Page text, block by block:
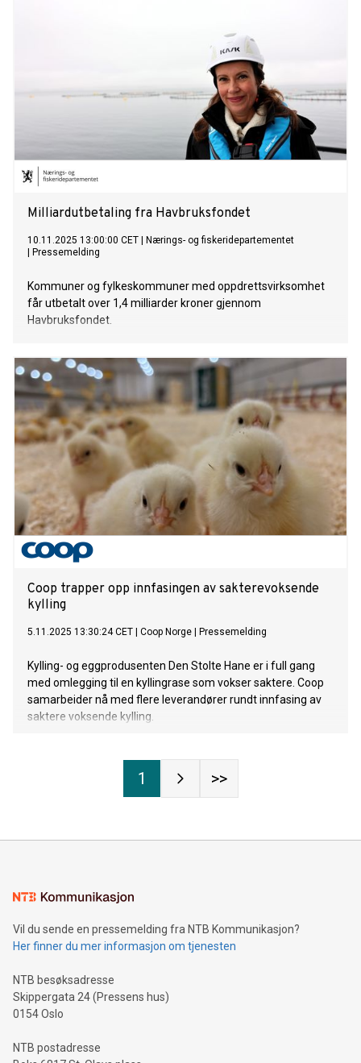
Milliardutbetaling fra Havbruksfondet
10.11.2025 13:00:00 CET
Nærings- og fiskeridepartementet
Pressemelding
Kommuner og fylkeskommuner med oppdrettsvirksomhet
får utbetalt over 1,4 milliarder kroner gjennom
Havbruksfondet.
Coop trapper opp innfasingen av sakterevoksende
kylling
5.11.2025 13:30:24 CET Coop Norge Pressemelding
Kylling- og eggprodusenten Den Stolte Hane er i full gang
med omlegging til en kyllingrase som vokser saktere. Coop
samarbeider nå med flere leverandører rundt innfasing av
saktere voksende kylling.
1 >>
Vil du sende en pressemelding fra NTB Kommunikasjon?
Her finner du mer informasjon om tjenesten
NTB besøksadresse
Skippergata 24 (Pressens hus)
0154 Oslo
NTB postadresse